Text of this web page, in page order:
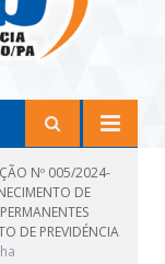
Nº 005/2024-
DE
DE PREVIDÉNCIA